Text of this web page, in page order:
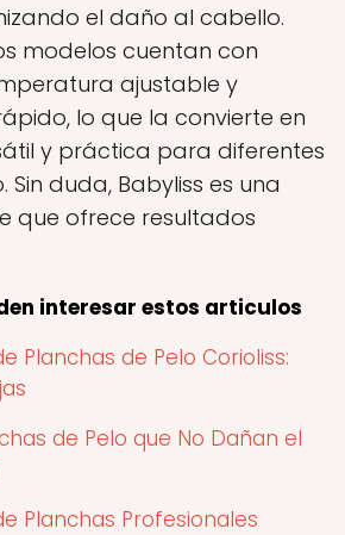
el daño al cabello.
modelos cuentan con
ajustable y
lo que la convierte en
y práctica para diferentes
duda, Babyliss es una
que ofrece resultados
interesar estos articulos
Planchas de Pelo Corioliss:
de Pelo que No Dañan el
Planchas Profesionales